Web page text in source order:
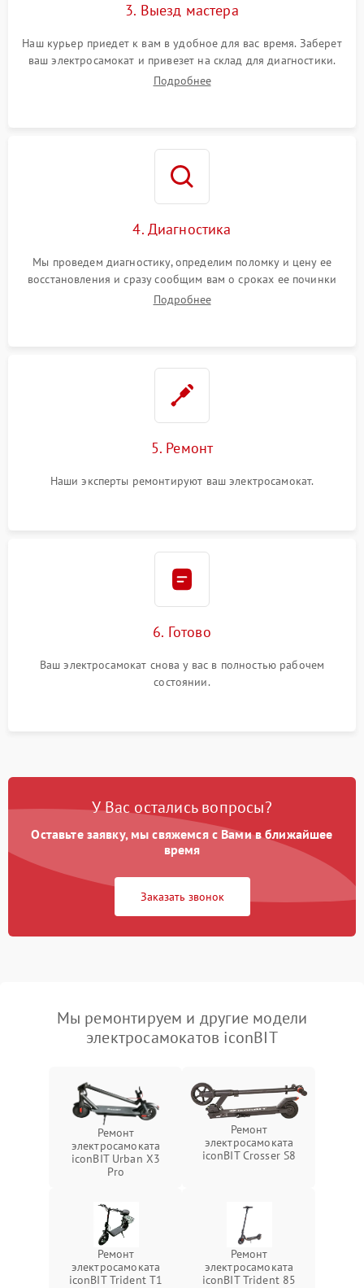
3. Выезд мастера
Наш курьер приедет к вам в удобное для вас время. Заберет
ваш электросамокат и привезет на склад для диагностики.
Подробнее
4. Диагностика
Мы проведем диагностику, определим поломку и цену ее
восстановления и сразу сообщим вам о сроках ее починки
Подробнее
5. Ремонт
Наши эксперты ремонтируют ваш электросамокат.
6. Готово
Ваш электросамокат снова у вас в полностью рабочем
состоянии.
У Вас остались вопросы?
Оставьте заявку, мы свяжемся с Вами в ближайшее
время
Заказать звонок
Мы ремонтируем и другие модели
электросамокатов iconBIT
Ремонт
электросамоката
iconBIT Urban X3
Pro
Ремонт
электросамоката
iconBIT Crosser S8
Ремонт
электросамоката
iconBIT Trident T1
Ремонт
электросамоката
iconBIT Trident 85